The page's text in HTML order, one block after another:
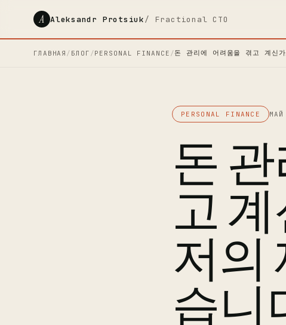
A Aleksandr Protsiuk/ Fractional CTO
ГЛАВНАЯ / БЛОГ /PERSONAL FINANCE /돈 관리에 어려움을 겪고 계신
PERSONAL FINANCE
돈
고
저의
습니